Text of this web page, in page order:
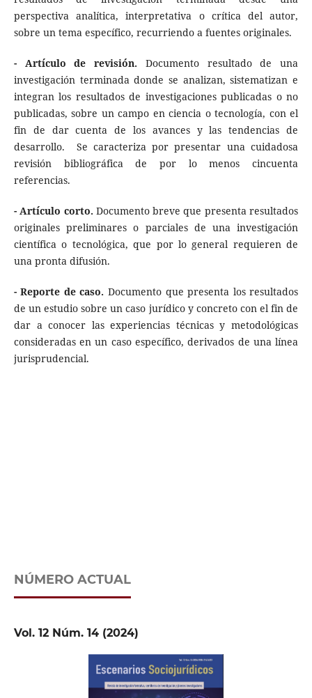
perspectiva analítica, interpretativa o crítica del autor,
sobre un tema específico, recurriendo a fuentes originales.
- Artículo de revisión. Documento resultado de una
investigación terminada donde se analizan, sistematizan e
integran los resultados de investigaciones publicadas o no
publicadas, sobre un campo en ciencia o tecnología, con el
fin de dar cuenta de los avances y las tendencias de
desarrollo. Se caracteriza por presentar una cuidadosa
revisión bibliográfica de por lo menos cincuenta
referencias.
- Artículo corto. Documento breve que presenta resultados
originales preliminares o parciales de una investigación
científica o tecnológica, que por lo general requieren de
una pronta difusión.
- Reporte de caso. Documento que presenta los resultados
de un estudio sobre un caso jurídico y concreto con el fin de
dar a conocer las experiencias técnicas y metodológicas
consideradas en un caso específico, derivados de una línea
jurisprudencial.
NÚMERO ACTUAL
Vol. 12 Núm. 14 (2024)